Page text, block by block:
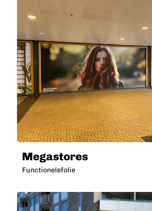
Megastores
Functionelefolie